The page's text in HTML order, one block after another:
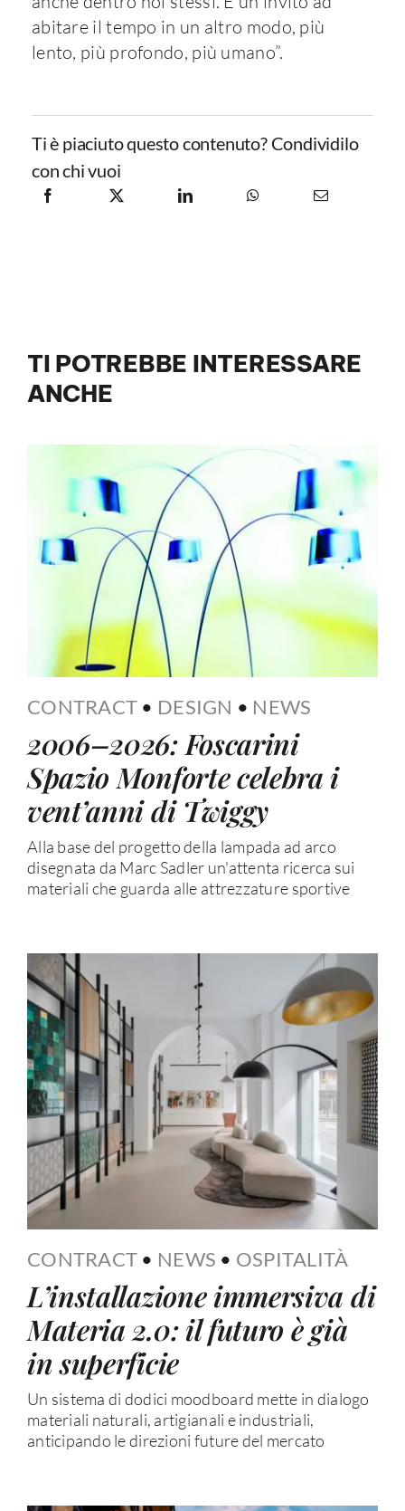
abitare il tempo in un altro modo, più
lento, più profondo, più umano”.
Ti è piaciuto questo contenuto? Condividilo
con chi vuoi
TI POTREBBE INTERESSARE
ANCHE
CONTRACT • DESIGN • NEWS
2006–2026: Foscarini
Spazio Monforte celebra i
vent’anni di Twiggy
Alla base del progetto della lampada ad arco
disegnata da Marc Sadler un'attenta ricerca sui
materiali che guarda alle attrezzature sportive
CONTRACT • NEWS • OSPITALITÀ
L’installazione immersiva di
Materia 2.0: il futuro è già
in superficie
Un sistema di dodici moodboard mette in dialogo
materiali naturali, artigianali e industriali,
anticipando le direzioni future del mercato